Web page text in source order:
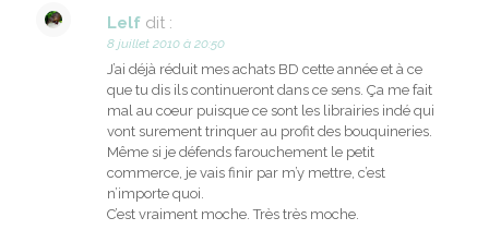
Lelf dit :
8 juillet 2010 à 20:50
J’ai déjà réduit mes achats BD cette année et à ce
que tu dis ils continueront dans ce sens. Ça me fait
mal au coeur puisque ce sont les librairies indé qui
vont surement trinquer au profit des bouquineries.
Même si je défends farouchement le petit
commerce, je vais finir par m’y mettre, c’est
n’importe quoi.
C’est vraiment moche. Très très moche.